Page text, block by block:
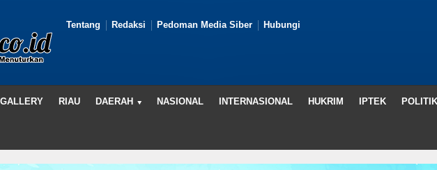
Tentang Redaksi Pedoman Media Siber Hubungi
GALLERY RIAU DAERAH NASIONAL INTERNASIONAL HUKRIM IPTEK POLITIK